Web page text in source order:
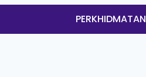
PERKHIDMATAN